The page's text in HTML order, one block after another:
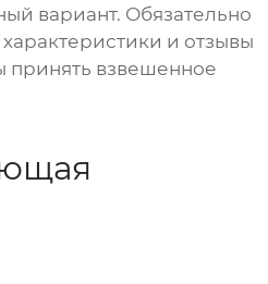
вариант. Обязательно
и отзывы
принять взвешенное